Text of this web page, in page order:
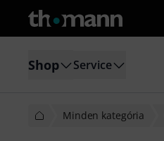
Shop Service
Minden kategória